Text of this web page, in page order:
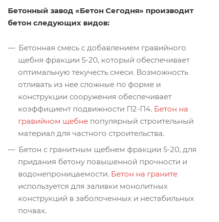
Бетонный завод «Бетон Сегодня» производит
бетон следующих видов:
Бетонная смесь с добавлением гравийного
щебня фракции 5-20, который обеспечивает
оптимальную текучесть смеси. Возможность
отливать из нее сложные по форме и
конструкции сооружения обеспечивает
коэффициент подвижности П2-П4. Бетон на
гравийном щебне популярный строительный
материал для частного строительства.
Бетон с гранитным щебнем фракции 5-20, для
придания бетону повышенной прочности и
водонепроницаемости. Бетон на граните
используется для заливки монолитных
конструкций в заболоченных и нестабильных
почвах.